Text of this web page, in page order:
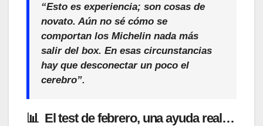
“Esto es experiencia; son cosas de
novato. Aún no sé cómo se
comportan los Michelin nada más
salir del box. En esas circunstancias
hay que desconectar un poco el
cerebro”.
📊 El test de febrero, una ayuda real…